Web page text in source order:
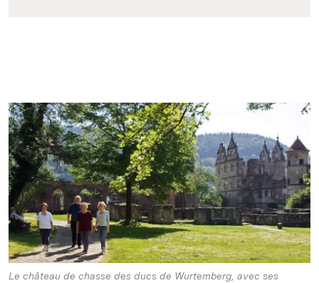
Le château de chasse des ducs de Wurtemberg, avec ses